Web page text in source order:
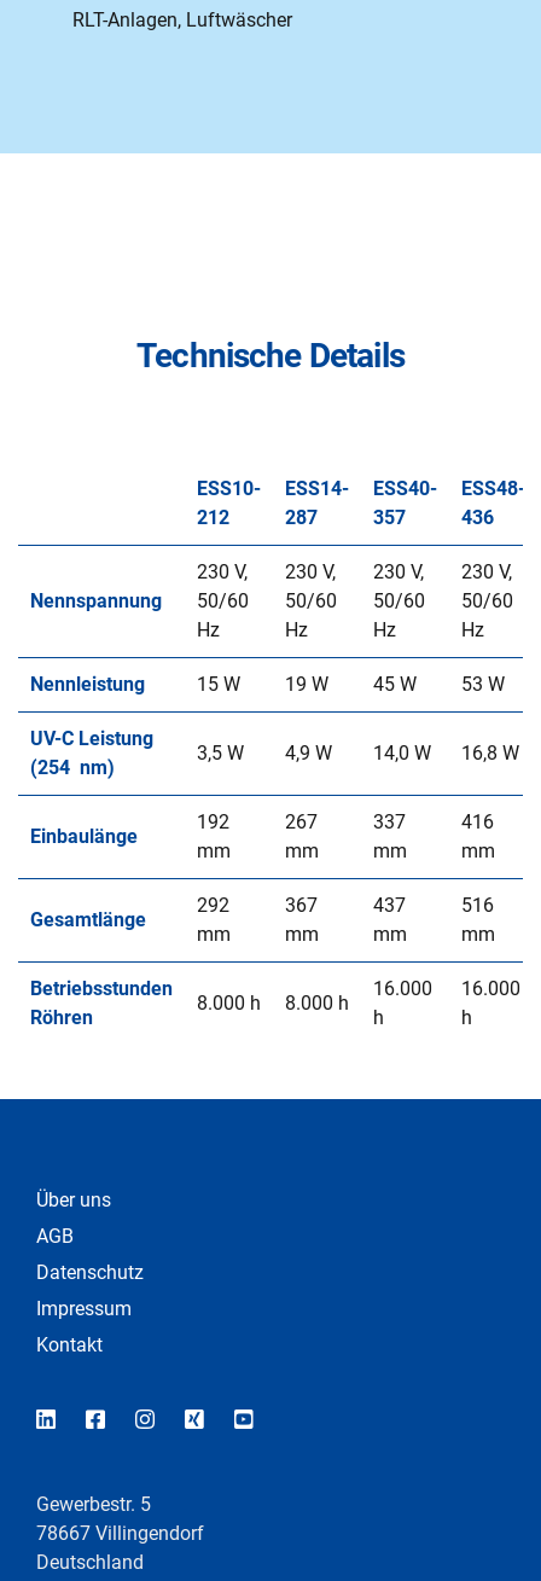
RLT-Anlagen, Luftwäscher
Technische Details
ESS10-
212
ESS14-
287
ESS40-
357
ESS48-
436
Nennspannung
230 V,
50/60
Hz
230 V,
50/60
Hz
230 V,
50/60
Hz
230 V,
50/60
Hz
Nennleistung 15 W 19 W 45 W 53 W
UV-C Leistung
(254 nm)
3,5 W 4,9 W 14,0 W 16,8 W
Einbaulänge
192
mm
267
mm
337
mm
416
mm
Gesamtlänge
292
mm
367
mm
437
mm
516
mm
Betriebsstunden
Röhren
8.000 h 8.000 h
16.000
h
16.000
h
Über uns
AGB
Datenschutz
Impressum
Kontakt
Gewerbestr. 5
78667 Villingendorf
Deutschland